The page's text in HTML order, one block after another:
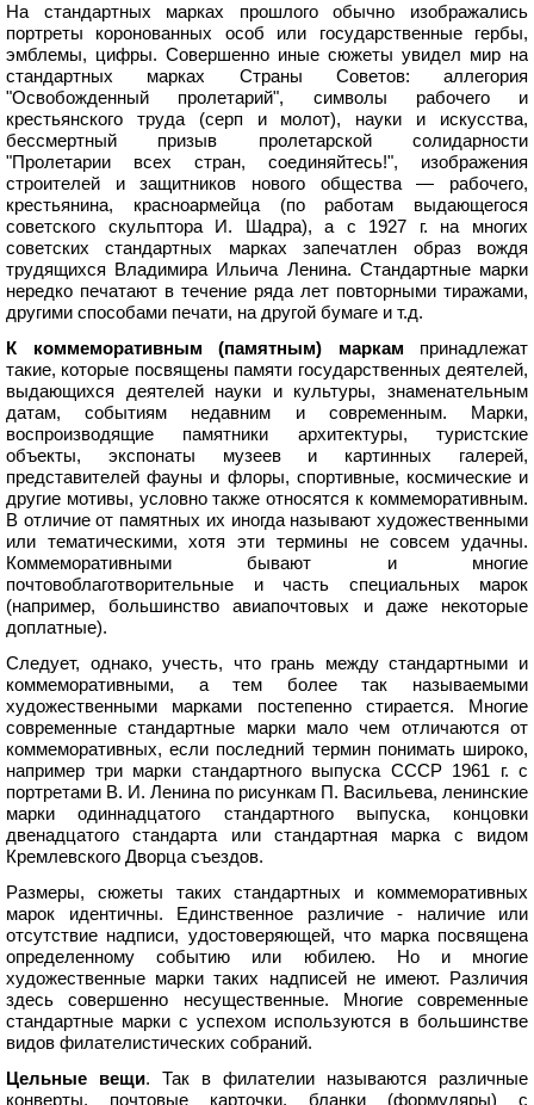
На стандартных марках прошлого обычно изображались
портреты коронованных особ или государственные гербы,
эмблемы, цифры. Совершенно иные сюжеты увидел мир на
стандартных марках Страны Советов: аллегория
"Освобожденный пролетарий", символы рабочего и
крестьянского труда (серп и молот), науки и искусства,
бессмертный призыв пролетарской солидарности
"Пролетарии всех стран, соединяйтесь!", изображения
строителей и защитников нового общества — рабочего,
крестьянина, красноармейца (по работам выдающегося
советского скульптора И. Шадра), а с 1927 г. на многих
советских стандартных марках запечатлен образ вождя
трудящихся Владимира Ильича Ленина. Стандартные марки
нередко печатают в течение ряда лет повторными тиражами,
другими способами печати, на другой бумаге и т.д.
К коммеморативным (памятным) маркам принадлежат
такие, которые посвящены памяти государственных деятелей,
выдающихся деятелей науки и культуры, знаменательным
датам, событиям недавним и современным. Марки,
воспроизводящие памятники архитектуры, туристские
объекты, экспонаты музеев и картинных галерей,
представителей фауны и флоры, спортивные, космические и
другие мотивы, условно также относятся к коммеморативным.
В отличие от памятных их иногда называют художественными
или тематическими, хотя эти термины не совсем удачны.
Коммеморативными бывают и многие
почтовоблаготворительные и часть специальных марок
(например, большинство авиапочтовых и даже некоторые
доплатные).
Следует, однако, учесть, что грань между стандартными и
коммеморативными, а тем более так называемыми
художественными марками постепенно стирается. Многие
современные стандартные марки мало чем отличаются от
коммеморативных, если последний термин понимать широко,
например три марки стандартного выпуска СССР 1961 г. с
портретами В. И. Ленина по рисункам П. Васильева, ленинские
марки одиннадцатого стандартного выпуска, концовки
двенадцатого стандарта или стандартная марка с видом
Кремлевского Дворца съездов.
Размеры, сюжеты таких стандартных и коммеморативных
марок идентичны. Единственное различие - наличие или
отсутствие надписи, удостоверяющей, что марка посвящена
определенному событию или юбилею. Но и многие
художественные марки таких надписей не имеют. Различия
здесь совершенно несущественные. Многие современные
стандартные марки с успехом используются в большинстве
видов филателистических собраний.
Цельные вещи. Так в филателии называются различные
конверты, почтовые карточки, бланки (формуляры) с